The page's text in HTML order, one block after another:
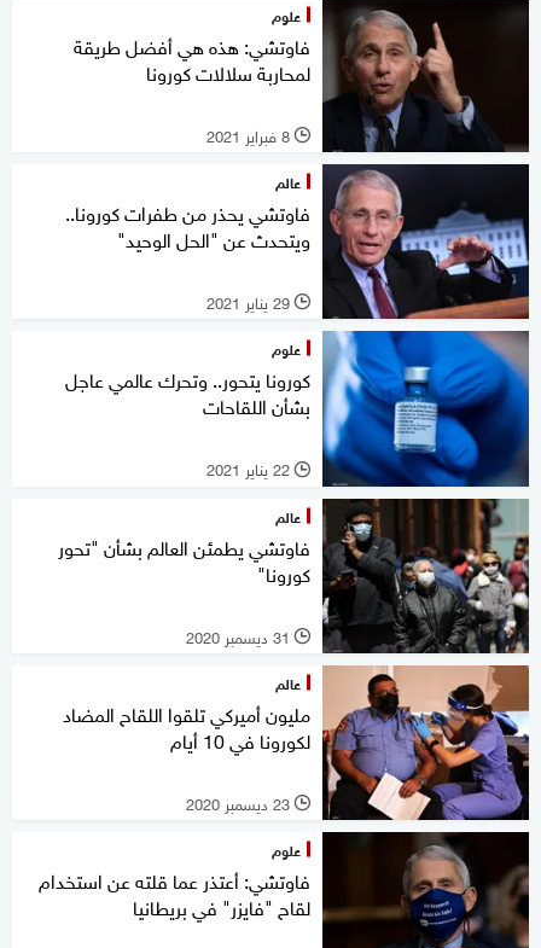
علوم
فاوتشي: هذه هي أفضل طريقة
لمحاربة سلالات كورونا
l 8 فبراير 2021
عالم
فاوتشي يحذر من طفرات كورونا..
ويتحدث عن "الحل الوحيد"
l 29 يناير 2021
علوم
كورونا يتحور.. وتحرك عالمي عاجل
بشأن اللقاحات
l 22 يناير 2021
عالم
فاوتشي يطمئن العالم بشأن "تحور
كورونا"
l 31 ديسمبر 2020
عالم
مليون أميركي تلقوا اللقاح المضاد
لكورونا في 10 أيام
l 23 ديسمبر 2020
علوم
فاوتشي: أعتذر عما قلته عن استخدام
لقاح "فايزر" في بريطانيا